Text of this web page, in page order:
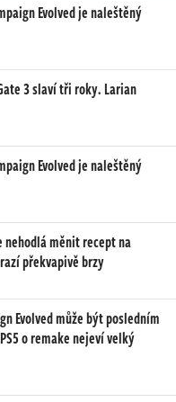
Evolved je naleštěný
3 slaví tři roky. Larian
Evolved je naleštěný
nehodlá měnit recept na
překvapivě brzy
Evolved může být posledním
o remake nejeví velký